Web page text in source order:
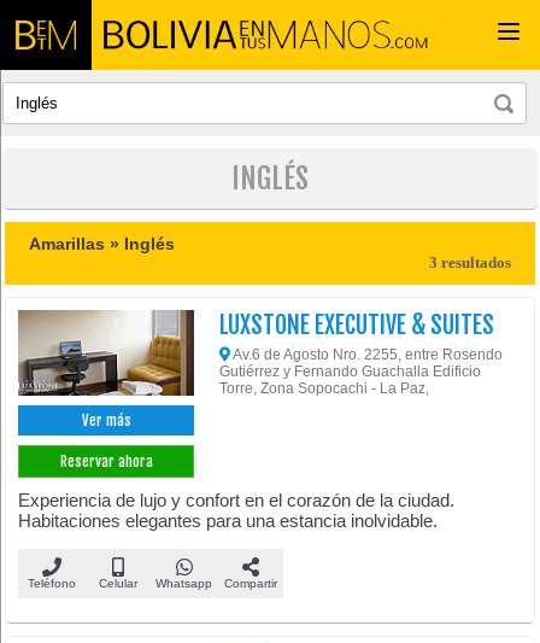
INGLÉS
Amarillas » Inglés
3 resultados
Ver más
Reservar ahora
LUXSTONE EXECUTIVE & SUITES
Av.6 de Agosto Nro. 2255, entre Rosendo
Gutiérrez y Fernando Guachalla Edificio
Torre, Zona Sopocachi - La Paz,
Experiencia de lujo y confort en el corazón de la ciudad.
Habitaciones elegantes para una estancia inolvidable.
Teléfono Celular Whatsapp Compartir